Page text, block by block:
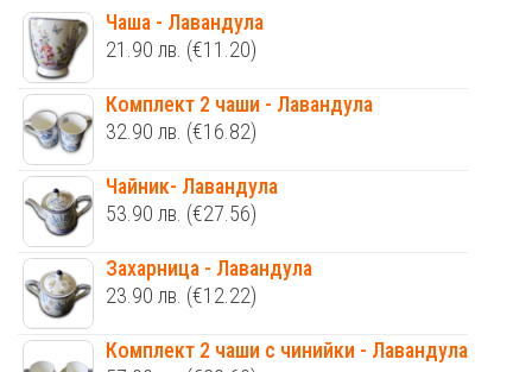
Чаша - Лавандула
21.90 лв. (€11.20)
Комплект 2 чаши - Лавандула
32.90 лв. (€16.82)
Чайник- Лавандула
53.90 лв. (€27.56)
Захарница - Лавандула
23.90 лв. (€12.22)
Комплект 2 чаши с чинийки - Лавандула